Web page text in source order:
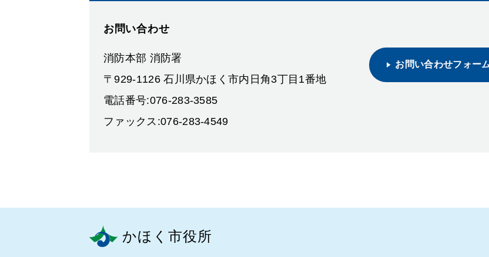
お問い合わせ
消防本部 消防署
〒929-1126 石川県かほく市内日角3丁目1番地
電話番号:076-283-3585
ファックス:076-283-4549
お問い合わせフォー
かほく市役所